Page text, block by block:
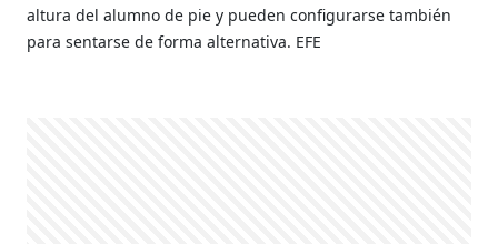
altura del alumno de pie y pueden configurarse también
para sentarse de forma alternativa. EFE